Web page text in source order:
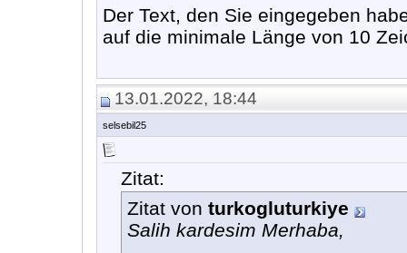
Der Text, den Sie eingegeben
auf die minimale Länge von 10
13.01.2022, 18:44
selsebil25
Zitat:
Zitat von turkogluturkiye
Salih kardesim Merhaba,